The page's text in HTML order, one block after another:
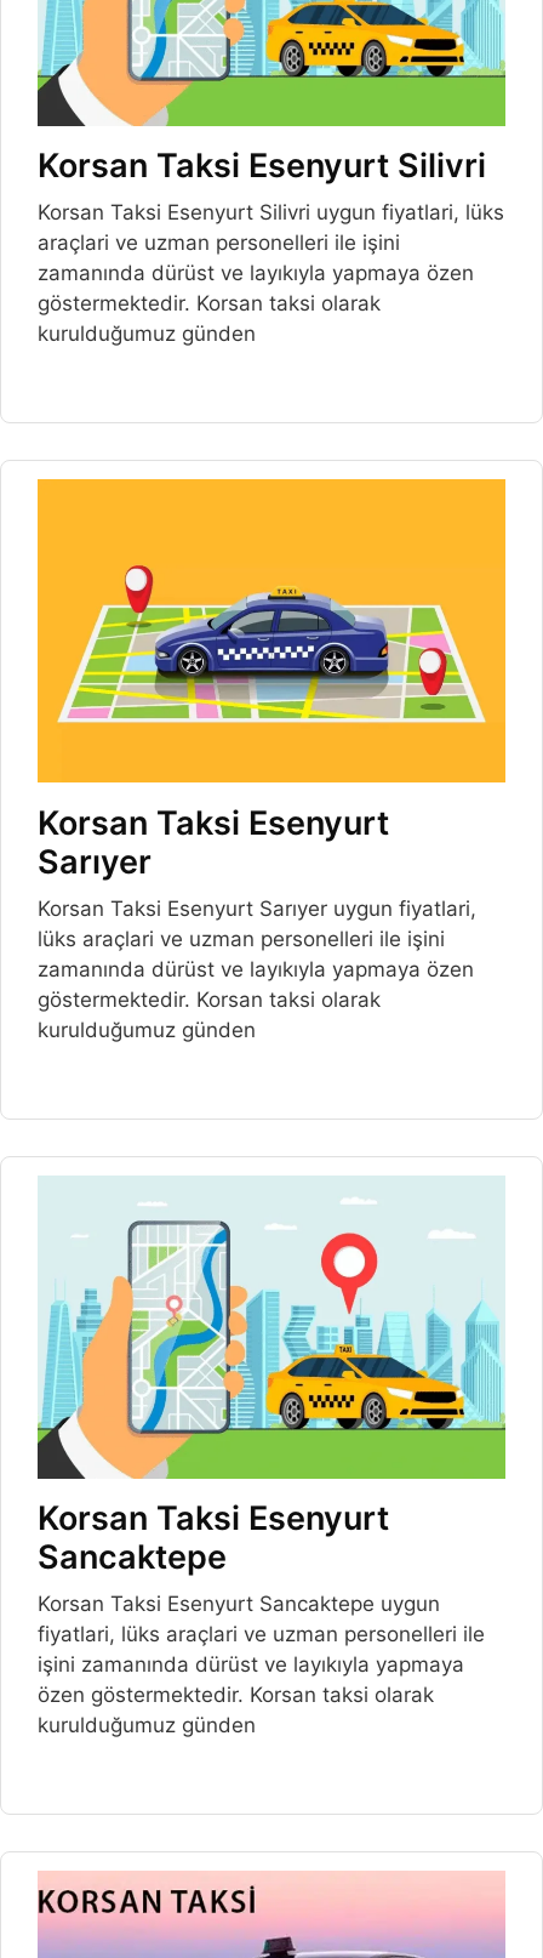
Korsan Taksi Esenyurt Silivri
Korsan Taksi Esenyurt Silivri uygun fiyatlari, lüks
araçlari ve uzman personelleri ile işini
zamanında dürüst ve layıkıyla yapmaya özen
göstermektedir. Korsan taksi olarak
kurulduğumuz günden
Korsan Taksi Esenyurt
Sarıyer
Korsan Taksi Esenyurt Sarıyer uygun fiyatlari,
lüks araçlari ve uzman personelleri ile işini
zamanında dürüst ve layıkıyla yapmaya özen
göstermektedir. Korsan taksi olarak
kurulduğumuz günden
Korsan Taksi Esenyurt
Sancaktepe
Korsan Taksi Esenyurt Sancaktepe uygun
fiyatlari, lüks araçlari ve uzman personelleri ile
işini zamanında dürüst ve layıkıyla yapmaya
özen göstermektedir. Korsan taksi olarak
kurulduğumuz günden